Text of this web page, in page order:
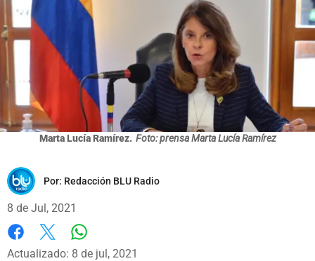
Marta Lucía Ramírez. Foto: prensa Marta Lucía Ramírez
Por: Redacción BLU Radio
8 de Jul, 2021
Facebook
X
Actualizado: 8 de jul, 2021